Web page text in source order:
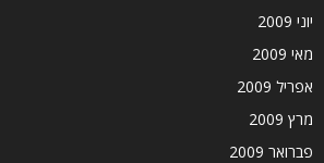
יוני 2009
מאי 2009
אפריל 2009
מרץ 2009
פברואר 2009